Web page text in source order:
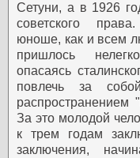
Сетуни, а в 1926
советского
юноше, как и всем
пришлось
опасаясь
повлечь за
За это молодой
к трем годам
заключения,